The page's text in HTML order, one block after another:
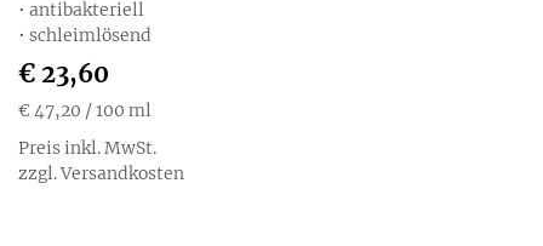
• antibakteriell
• schleimlösend
€ 23,60
€ 47,20 / 100 ml
Preis inkl. MwSt.
zzgl. Versandkosten